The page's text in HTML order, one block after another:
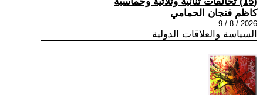
كاظم فنجان الحمامي
2026 / 8 / 9
السياسة والعلاقات الدولية